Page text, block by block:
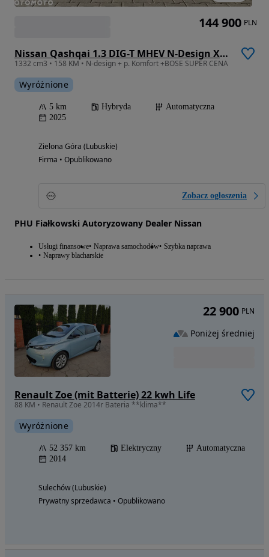
Nissan Qashqai 1.3 DIG-T MHEV N-Design Xtronic
1332 cm3 • 158 KM • N-design + p. Komfort +BOSE SUPER CENA
Wyróżnione
5 km Hybryda
Automatyczna
2025
Zielona Góra (Lubuskie)
Firma • Opublikowano
Zobacz ogłoszenia
PHU Fiałkowski Autoryzowany Dealer Nissan
Usługi finansowe Naprawa samochodów Szybka naprawa
Naprawy blacharskie
144 900 PLN
Renault Zoe (mit Batterie) 22 kwh Life
88 KM • Renault Zoe 2014r Bateria **klima**
Wyróżnione
52 357 km Elektryczny
Automatyczna
2014
Sulechów (Lubuskie)
Prywatny sprzedawca • Opublikowano
22 900 PLN
Poniżej średniej